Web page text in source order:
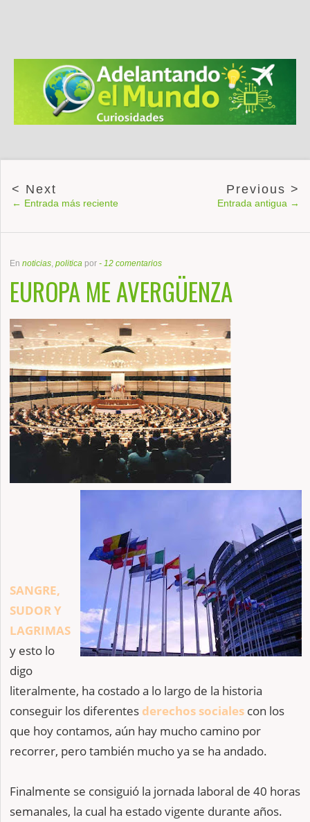
← Entrada más reciente Entrada antigua →
Ennoticias,politica por- 12 comentarios
EUROPA ME AVERGÜENZA
SANGRE,
SUDOR Y
LAGRIMAS
y esto lo
digo
literalmente, ha costado a lo largo de la historia
conseguir los diferentes derechos sociales con los
que hoy contamos, aún hay mucho camino por
recorrer, pero también mucho ya se ha andado.
Finalmente se consiguió la jornada laboral de 40 horas
semanales, la cual ha estado vigente durante años.